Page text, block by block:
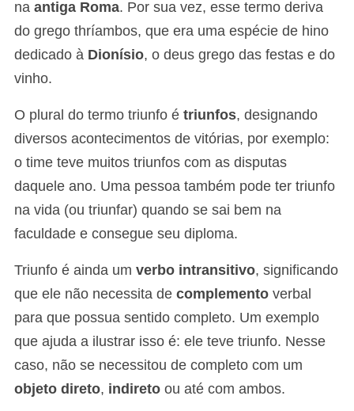
na antiga Roma. Por sua vez, esse termo deriva
do grego thríambos, que era uma espécie de hino
dedicado à Dionísio, o deus grego das festas e do
vinho.
O plural do termo triunfo é triunfos, designando
diversos acontecimentos de vitórias, por exemplo:
o time teve muitos triunfos com as disputas
daquele ano. Uma pessoa também pode ter triunfo
na vida (ou triunfar) quando se sai bem na
faculdade e consegue seu diploma.
Triunfo é ainda um verbo intransitivo, significando
que ele não necessita de complemento verbal
para que possua sentido completo. Um exemplo
que ajuda a ilustrar isso é: ele teve triunfo. Nesse
caso, não se necessitou de completo com um
objeto direto, indireto ou até com ambos.